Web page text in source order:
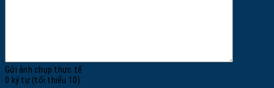
Gửi ảnh chụp thực tế
0 ký tự (tối thiểu 10)